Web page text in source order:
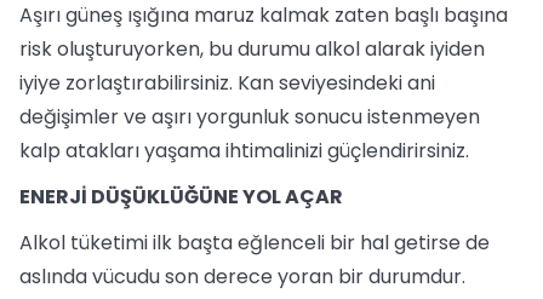
Aşırı güneş ışığına maruz kalmak zaten başlı başına
risk oluşturuyorken, bu durumu alkol alarak iyiden
iyiye zorlaştırabilirsiniz. Kan seviyesindeki ani
değişimler ve aşırı yorgunluk sonucu istenmeyen
kalp atakları yaşama ihtimalinizi güçlendirirsiniz.
ENERJİ DÜŞÜKLÜĞÜNE YOL AÇAR
Alkol tüketimi ilk başta eğlenceli bir hal getirse de
aslında vücudu son derece yoran bir durumdur.